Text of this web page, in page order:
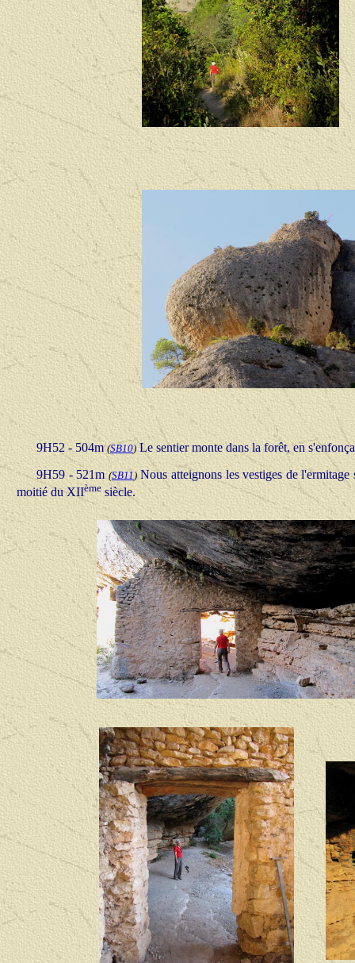
9H52 - 504m(SB10) Le sentier monte dans la forêt, en
9H59 - 521m(SB11 ) Nous atteignons les vestiges de
moitié du XIIème siècle.